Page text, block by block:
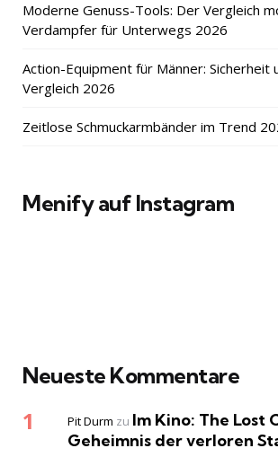
Moderne Genuss-Tools: Der Vergleich
Verdampfer für Unterwegs 2026
Action-Equipment für Männer: Sicherheit
Vergleich 2026
Zeitlose Schmuckarmbänder im Trend
Menify auf Instagram
Neueste Kommentare
Pit Durm zu Im Kino: The Lost
Geheimnis der verloren